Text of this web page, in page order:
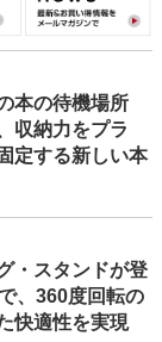
本の待機場所
収納力をプラ
定する新しい本
・スタンドが登
、360度回転の
快適性を実現